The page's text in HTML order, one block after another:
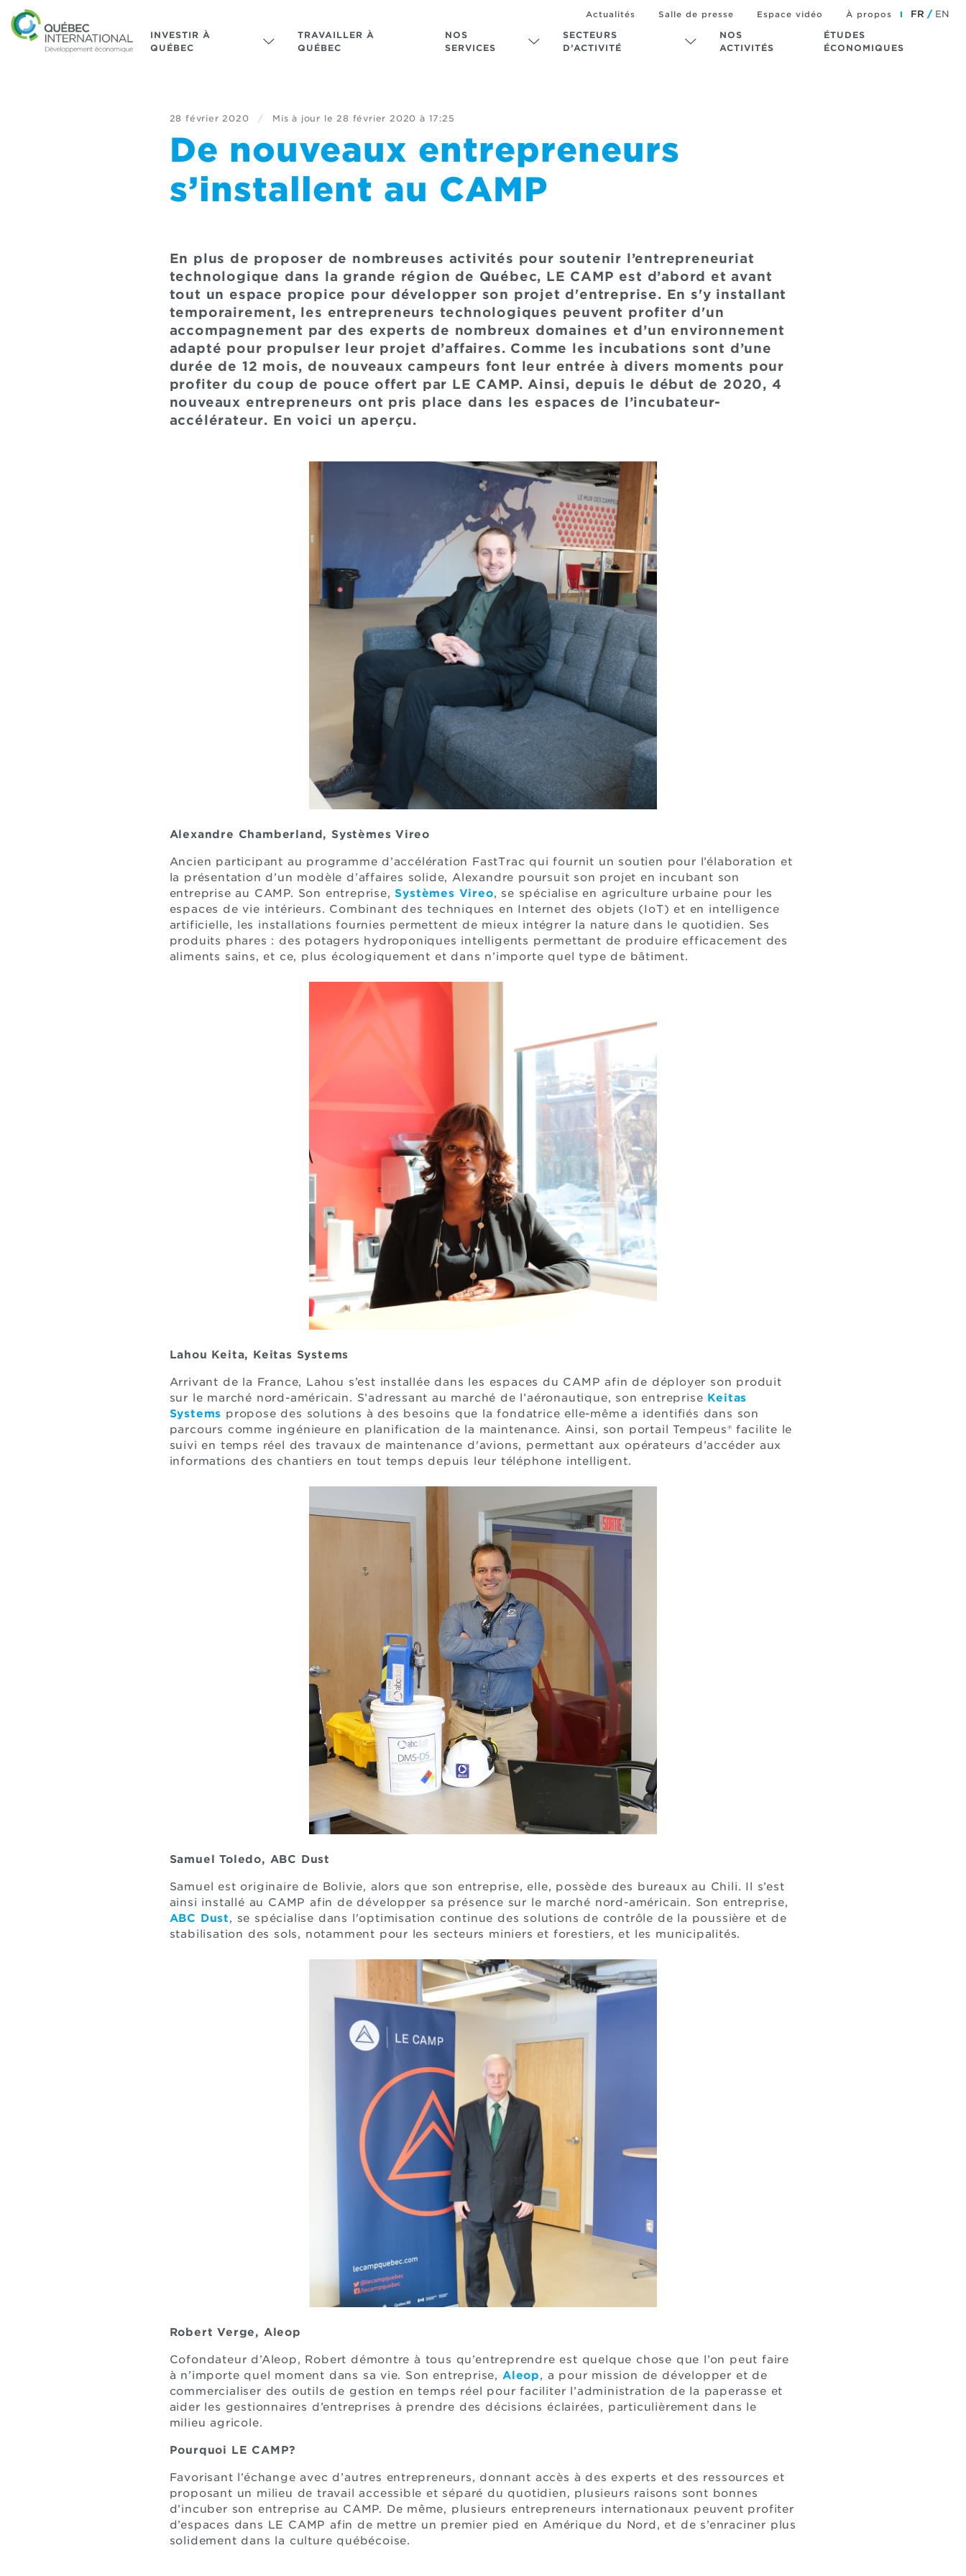
INVESTIR À
QUÉBEC
TRAVAILLER À
QUÉBEC
NOS
SERVICES
SECTEURS
D’ACTIVITÉ
NOS
ACTIVITÉS
ÉTUDES
ÉCONOMIQUES
Actualités Salle de presse Espace vidéo À propos FR EN
28 février 2020 / Mis à jour le 28 février 2020 à 17:25
De nouveaux entrepreneurs
s’installent au CAMP
En plus de proposer de nombreuses activités pour soutenir l’entrepreneuriat
technologique dans la grande région de Québec, LE CAMP est d’abord et avant
tout un espace propice pour développer son projet d'entreprise. En s'y installant
temporairement, les entrepreneurs technologiques peuvent profiter d'un
accompagnement par des experts de nombreux domaines et d’un environnement
adapté pour propulser leur projet d’affaires. Comme les incubations sont d’une
durée de 12 mois, de nouveaux campeurs font leur entrée à divers moments pour
profiter du coup de pouce offert par LE CAMP. Ainsi, depuis le début de 2020, 4
nouveaux entrepreneurs ont pris place dans les espaces de l’incubateur-
accélérateur. En voici un aperçu.
Alexandre Chamberland, Systèmes Vireo
Ancien participant au programme d’accélération FastTrac qui fournit un soutien pour l’élaboration et
la présentation d’un modèle d’affaires solide, Alexandre poursuit son projet en incubant son
entreprise au CAMP. Son entreprise,Systèmes Vireo, se spécialise en agriculture urbaine pour les
espaces de vie intérieurs. Combinant des techniques en Internet des objets (IoT) et en intelligence
artificielle, les installations fournies permettent de mieux intégrer la nature dans le quotidien. Ses
produits phares : des potagers hydroponiques intelligents permettant de produire efficacement des
aliments sains, et ce, plus écologiquement et dans n’importe quel type de bâtiment.
Lahou Keita, Keitas Systems
Arrivant de la France, Lahou s’est installée dans les espaces du CAMP afin de déployer son produit
sur le marché nord-américain. S’adressant au marché de l’aéronautique, son entreprise Keitas
Systems propose des solutions à des besoins que la fondatrice elle-même a identifiés dans son
parcours comme ingénieure en planification de la maintenance. Ainsi, son portail Tempeus® facilite le
suivi en temps réel des travaux de maintenance d'avions, permettant aux opérateurs d’accéder aux
informations des chantiers en tout temps depuis leur téléphone intelligent.
Samuel Toledo, ABC Dust
Samuel est originaire de Bolivie, alors que son entreprise, elle, possède des bureaux au Chili. Il s’est
ainsi installé au CAMP afin de développer sa présence sur le marché nord-américain. Son entreprise,
ABC Dust, se spécialise dans l'optimisation continue des solutions de contrôle de la poussière et de
stabilisation des sols, notamment pour les secteurs miniers et forestiers, et les municipalités.
Robert Verge, Aleop
Cofondateur d’Aleop, Robert démontre à tous qu’entreprendre est quelque chose que l’on peut faire
à n’importe quel moment dans sa vie. Son entreprise, Aleop, a pour mission de développer et de
commercialiser des outils de gestion en temps réel pour faciliter l’administration de la paperasse et
aider les gestionnaires d’entreprises à prendre des décisions éclairées, particulièrement dans le
milieu agricole.
Pourquoi LE CAMP?
Favorisant l’échange avec d’autres entrepreneurs, donnant accès à des experts et des ressources et
proposant un milieu de travail accessible et séparé du quotidien, plusieurs raisons sont bonnes
d’incuber son entreprise au CAMP. De même, plusieurs entrepreneurs internationaux peuvent profiter
d’espaces dans LE CAMP afin de mettre un premier pied en Amérique du Nord, et de s’enraciner plus
solidement dans la culture québécoise.